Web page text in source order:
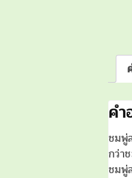
ค
ชมพู่
กว่า
ชมพู่